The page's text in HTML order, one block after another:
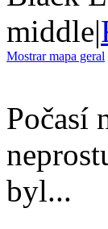
middle|
Mostrar mapa geral
Počasí
byl...